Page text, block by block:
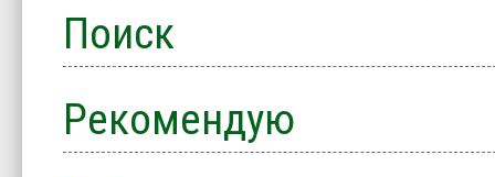
Поиск
Рекомендую